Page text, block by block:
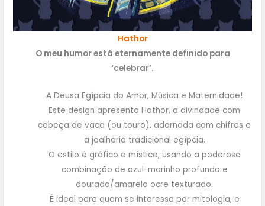
Hathor
O meu humor está eternamente definido para
‘celebrar’.
A Deusa Egípcia do Amor, Música e Maternidade!
Este design apresenta Hathor, a divindade com
cabeça de vaca (ou touro), adornada com chifres e
a joalharia tradicional egípcia.
O estilo é gráfico e místico, usando a poderosa
combinação de azul-marinho profundo e
dourado/amarelo ocre texturado.
É ideal para quem se interessa por mitologia, e